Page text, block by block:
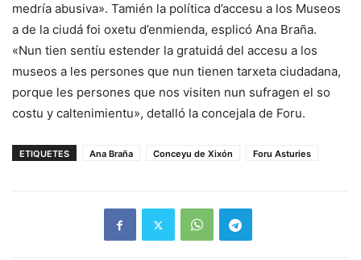
medría abusiva». Tamién la política d’accesu a los Museos
a de la ciudá foi oxetu d’enmienda, esplicó Ana Braña.
«Nun tien sentíu estender la gratuidá del accesu a los
museos a les persones que nun tienen tarxeta ciudadana,
porque les persones que nos visiten nun sufragen el so
costu y caltenimientu», detalló la concejala de Foru.
ETIQUETES Ana Braña Conceyu de Xixón Foru Asturies